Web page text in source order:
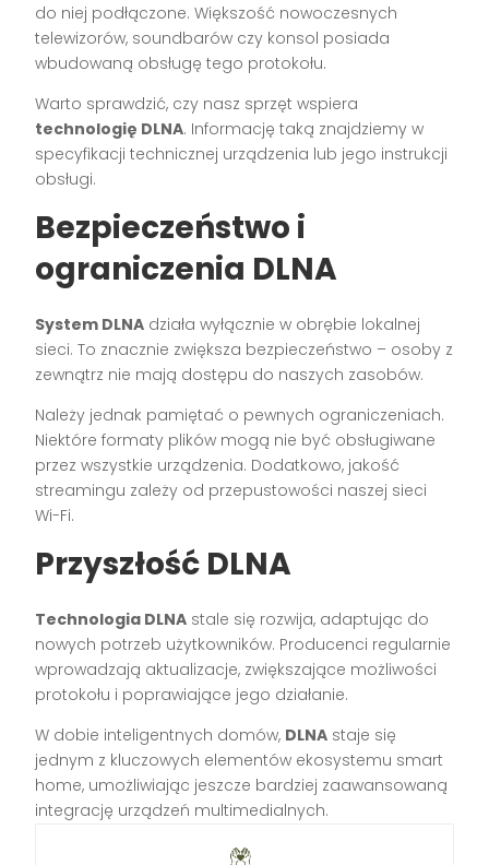
do niej podłączone. Większość nowoczesnych
telewizorów, soundbarów czy konsol posiada
wbudowaną obsługę tego protokołu.
Warto sprawdzić, czy nasz sprzęt wspiera
technologię DLNA. Informację taką znajdziemy w
specyfikacji technicznej urządzenia lub jego instrukcji
obsługi.
Bezpieczeństwo i
ograniczenia DLNA
System DLNA działa wyłącznie w obrębie lokalnej
sieci. To znacznie zwiększa bezpieczeństwo – osoby z
zewnątrz nie mają dostępu do naszych zasobów.
Należy jednak pamiętać o pewnych ograniczeniach.
Niektóre formaty plików mogą nie być obsługiwane
przez wszystkie urządzenia. Dodatkowo, jakość
streamingu zależy od przepustowości naszej sieci
Wi-Fi.
Przyszłość DLNA
Technologia DLNA stale się rozwija, adaptując do
nowych potrzeb użytkowników. Producenci regularnie
wprowadzają aktualizacje, zwiększające możliwości
protokołu i poprawiające jego działanie.
W dobie inteligentnych domów, DLNA staje się
jednym z kluczowych elementów ekosystemu smart
home, umożliwiając jeszcze bardziej zaawansowaną
integrację urządzeń multimedialnych.